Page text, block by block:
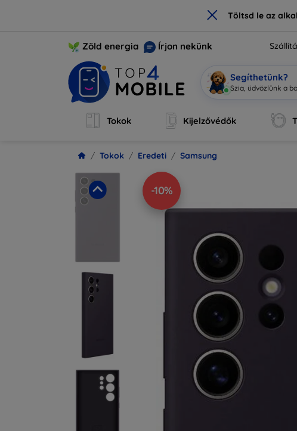
× Töltsd le az
Zöld energia Írjon nekünk
Segíthetünk?
Szia, üdvözlünk a |
Tokok Kijelzővédők
Tokok Eredeti Samsung
-10%